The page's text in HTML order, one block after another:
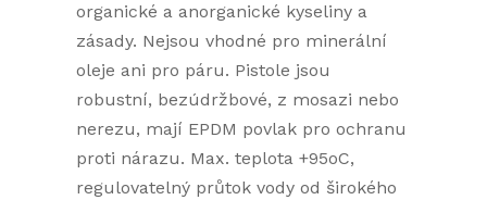
organické a anorganické kyseliny a
zásady. Nejsou vhodné pro minerální
oleje ani pro páru. Pistole jsou
robustní, bezúdržbové, z mosazi nebo
nerezu, mají EPDM povlak pro ochranu
proti nárazu. Max. teplota +95oC,
regulovatelný průtok vody od širokého